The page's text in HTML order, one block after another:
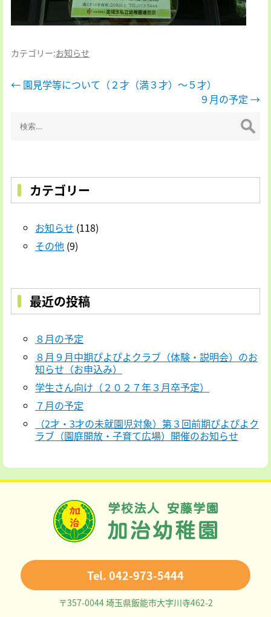
カテゴリー:お知らせ
投
ナ
ー
シ
ョ
ン
← 園見学等について（２才（満３才）～５才）
９月の予定 →
索:
カテゴリー
お知らせ (118)
その他 (9)
最近の投稿
８月の予定
８月９月中期ぴよぴよクラブ（体験・説明会）のお
知らせ（お申込み）
学生さん向け（２０２７年３月卒予定）
７月の予定
（2才・3才の未就園児対象）第３回前期ぴよぴよク
ラブ（園庭開放・子育て広場）開催のお知らせ
Tel. 042-973-5444
〒357-0044 埼玉県飯能市大字川寺462-2